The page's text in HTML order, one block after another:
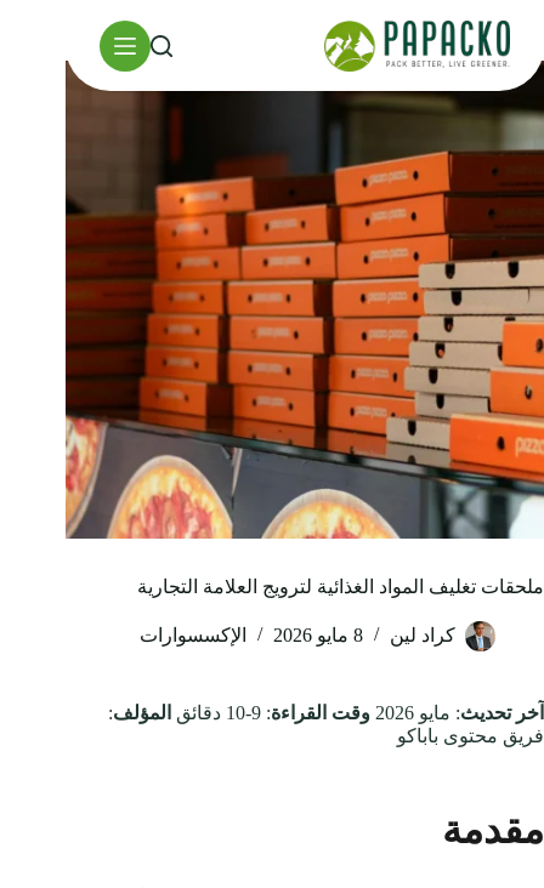
المحتوى
ملحقات تغليف المواد الغذائية لترويج العلامة التجارية
كراد لين 8 مايو 2026 الإكسسوارات
آخر تحديث: مايو 2026 وقت القراءة: 9-10 دقائق المؤلف:
فريق محتوى باباكو
مقدمة